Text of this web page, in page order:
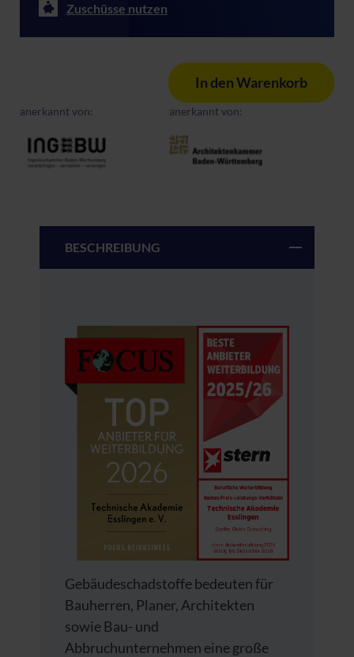
Zuschüsse nutzen
In den Warenkorb
anerkannt von: anerkannt von:
BESCHREIBUNG
Gebäudeschadstoffe bedeuten für
Bauherren, Planer, Architekten
sowie Bau- und
Abbruchunternehmen eine große